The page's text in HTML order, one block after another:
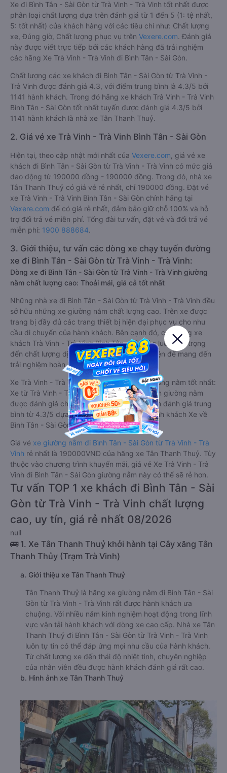
Xe đi Bình Tân - Sài Gòn từ Trà Vinh - Trà Vinh tốt nhất được
phân loại chất lượng dựa trên đánh giá từ 1 đến 5 (1: tệ nhất,
5: tốt nhất) của khách hàng với các tiêu chí như: Chất lượng
xe, Đúng giờ, Chất lượng phục vụ trên Vexere.com. Đánh giá
này được viết trực tiếp bởi các khách hàng đã trải nghiệm
các hãng Xe Trà Vinh - Trà Vinh đi Bình Tân - Sài Gòn.
Chất lượng các xe khách đi Bình Tân - Sài Gòn từ Trà Vinh -
Trà Vinh được đánh giá 4.3, với điểm trung bình là 4.3/5 bởi
1141 hành khách. Trong đó hãng xe khách Trà Vinh - Trà Vinh
Bình Tân - Sài Gòn tốt nhất tuyến được đánh giá 4.3/5 bởi
1141 hành khách là nhà xe Tân Thanh Thuỷ.
2. Giá vé xe Trà Vinh - Trà Vinh Bình Tân - Sài Gòn
Hiện tại, theo cập nhật mới nhất của Vexere.com , giá vé xe
khách đi Bình Tân - Sài Gòn từ Trà Vinh - Trà Vinh có mức giá
dao động từ 190000 đồng - 190000 đồng. Trong đó, nhà xe
Tân Thanh Thuỷ có giá vé rẻ nhất, chỉ 190000 đồng. Đặt vé
xe Trà Vinh - Trà Vinh Bình Tân - Sài Gòn chính hãng tại
Vexere.com để có giá rẻ nhất, đảm bảo giữ chỗ 100% và hỗ
trợ đổi trả vé miễn phí. Tổng đài tư vấn, đặt vé và đổi trả vé
miễn phí: 1900 888684.
3. Giới thiệu, tư vấn các dòng xe chạy tuyến đường
xe đi Bình Tân - Sài Gòn từ Trà Vinh - Trà Vinh:
Dòng xe đi Bình Tân - Sài Gòn từ Trà Vinh - Trà Vinh giường
nằm chất lượng cao: Thoải mái, giá cả tốt nhất
Những nhà xe đi Bình Tân - Sài Gòn từ Trà Vinh - Trà Vinh đều
sở hữu những xe giường nằm chất lượng cao. Trên xe được
trang bị đầy đủ các trang thiết bị hiện đại phục vụ cho nhu
cầu di chuyển của hành khách. Bên cạnh đó, các hãng xe
khách Trà Vinh - Trà Vinh Bình Tân - Sài Gòn luôn chú trọng
đến chất lượng dịch vụ, không ngừng cải thiện để mang đến
trải nghiệm hoàn hảo cho hành khách.
Xe Trà Vinh - Trà Vinh Bình Tân - Sài Gòn giường nằm tốt nhất:
Xe từ Trà Vinh - Trà Vinh đi Bình Tân - Sài Gòn giường nằm
được đánh giá chung chất lượng Tốt với điểm đánh giá trung
bình từ 4.3/5 dựa trên 1141 phản hồi của hành khách Xe về
Bình Tân - Sài Gòn từ Trà Vinh - Trà Vinh.
Giá vé xe giường nằm đi Bình Tân - Sài Gòn từ Trà Vinh - Trà
Vinh rẻ nhất là 190000VND của hãng xe Tân Thanh Thuỷ. Tùy
thuộc vào chương trình khuyến mãi, giá vé Xe Trà Vinh - Trà
Vinh đi Bình Tân - Sài Gòn giường nằm này có thể sẽ rẻ hơn.
Tư vấn TOP 1 xe khách đi Bình Tân - Sài
Gòn từ Trà Vinh - Trà Vinh chất lượng
cao, uy tín, giá rẻ nhất 08/2026
null
🚌 1. Xe Tân Thanh Thuỷ khởi hành tại Cây xăng Tân
Thanh Thủy (Trạm Trà Vinh)
a. Giới thiệu xe Tân Thanh Thuỷ
Tân Thanh Thuỷ là hãng xe giường nằm đi Bình Tân - Sài
Gòn từ Trà Vinh - Trà Vinh rất được hành khách ưa
chuộng. Với nhiều năm kinh nghiệm hoạt động trong lĩnh
vực vận tải hành khách với dòng xe cao cấp. Nhà xe Tân
Thanh Thuỷ đi Bình Tân - Sài Gòn từ Trà Vinh - Trà Vinh
luôn tự tin có thể đáp ứng mọi nhu cầu của hành khách.
Từ chất lượng xe đến thái độ nhiệt tình, chuyên nghiệp
của nhân viên đều được hành khách đánh giá rất cao.
b. Hình ảnh xe Tân Thanh Thuỷ